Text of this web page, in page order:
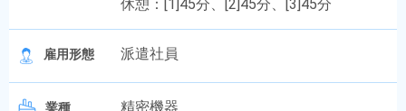
休憩：[1]45分、[2]45分、[3]45分
雇用形態 派遣社員
業種 精密機器